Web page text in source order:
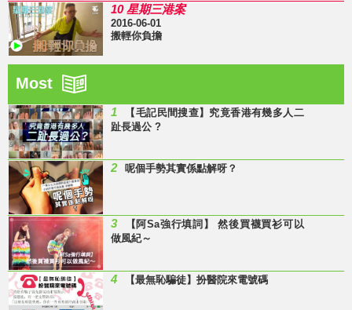
10 星期三港案
2016-06-01
搬輕你負擔
Most
1
【毛記民間搜查】究竟香港有幾多人二
趾長過公 ?
2 呢個手勢其實係點解呀？
3
【阿Sa強行填詞】 然後買襪買衫可以
做風紀～
4 【最無恥騙徒】扮醫院來電號碼